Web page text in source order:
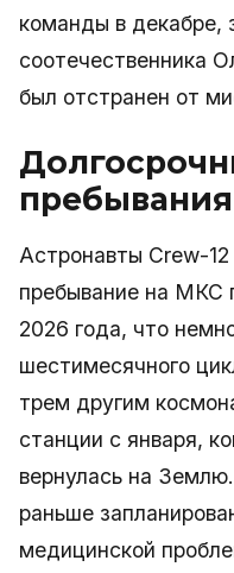
команды в декабре,
соотечественника
был отстранен от
пребывания
Астронавты Crew-
пребывание на МКС
2026 года, что
шестимесячного
трем другим
станции с января,
вернулась на
раньше
медицинской